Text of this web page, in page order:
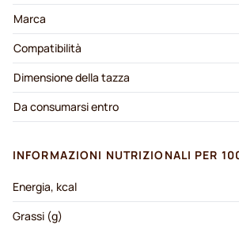
Marca
Compatibilità
Dimensione della tazza
Da consumarsi entro
INFORMAZIONI NUTRIZIONALI PER
Energia, kcal
Grassi (g)